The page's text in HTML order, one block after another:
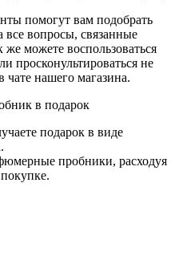
помогут вам подобрать
вопросы, связанные
можете воспользоваться
просконультироваться не
чате нашего магазина.
в подарок
подарок в виде
пробники, расходуя